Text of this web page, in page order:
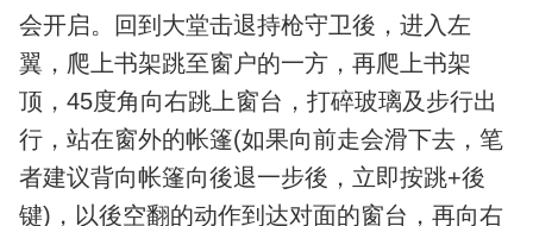
会开启。回到大堂击退持枪守卫後，进入左
翼，爬上书架跳至窗户的一方，再爬上书架
顶，45度角向右跳上窗台，打碎玻璃及步行出
行，站在窗外的帐篷(如果向前走会滑下去，笔
者建议背向帐篷向後退一步後，立即按跳+後
键)，以後空翻的动作到达对面的窗台，再向右